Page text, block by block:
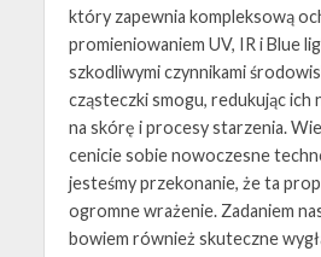
który zapewnia kompleksową
promieniowaniem UV, IR i Blue
szkodliwymi czynnikami
cząsteczki smogu, redukując ich
na skórę i procesy starzenia.
cenicie sobie nowoczesne
jesteśmy przekonanie, że ta
ogromne wrażenie. Zadaniem
bowiem również skuteczne